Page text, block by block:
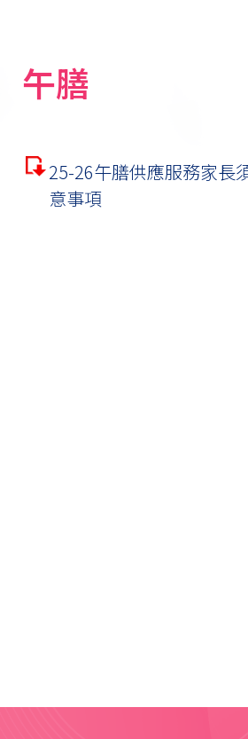
午膳
25-26午膳供應服務家長
意事項